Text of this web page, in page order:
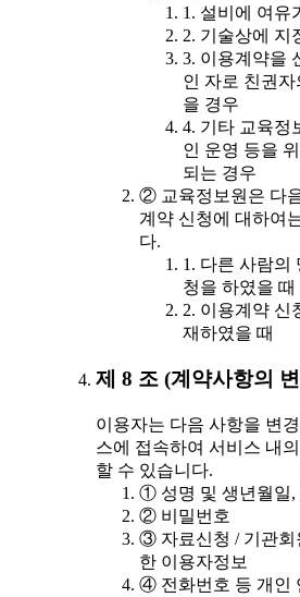
1. 설비에 여유
2. 기술상에 지
3. 이용계약을
인 자로 친권
을 경우
4. 기타 교육정
인 운영 등을
되는 경우
② 교육정보원은 다
계약 신청에 대하여
다.
1. 다른 사람의
청을 하였을 때
2. 이용계약 신
재하였을 때
제 8 조 (계약사항의
이용자는 다음 사항을 변
스에 접속하여 서비스 내
할 수 있습니다.
① 성명 및 생년월일,
② 비밀번호
③ 자료신청 / 기관회
한 이용자정보
④ 전화번호 등 개인